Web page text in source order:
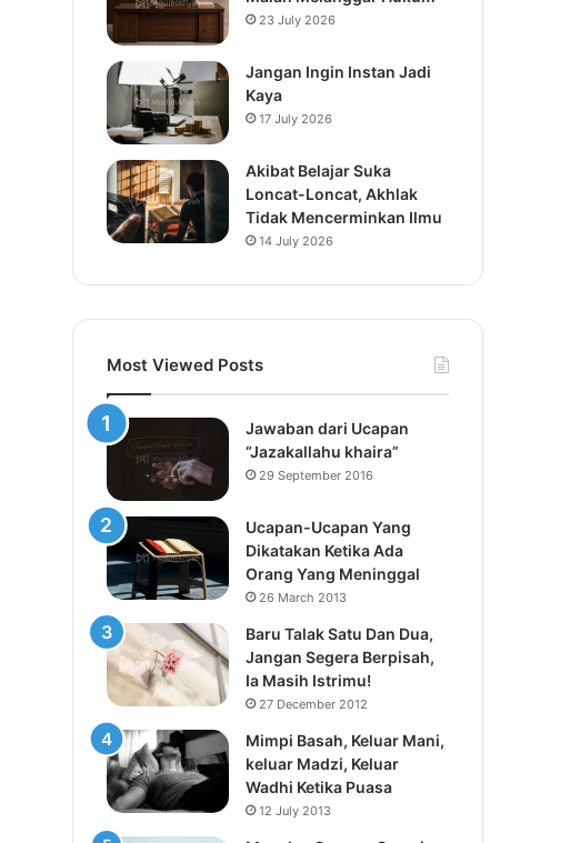
23 July 2026
Jangan Ingin Instan Jadi
Kaya
17 July 2026
Akibat Belajar Suka
Loncat-Loncat, Akhlak
Tidak Mencerminkan Ilmu
14 July 2026
Most Viewed Posts
Jawaban dari Ucapan
“Jazakallahu khaira”
29 September 2016
Ucapan-Ucapan Yang
Dikatakan Ketika Ada
Orang Yang Meninggal
26 March 2013
Baru Talak Satu Dan Dua,
Jangan Segera Berpisah,
Ia Masih Istrimu!
27 December 2012
Mimpi Basah, Keluar Mani,
keluar Madzi, Keluar
Wadhi Ketika Puasa
12 July 2013